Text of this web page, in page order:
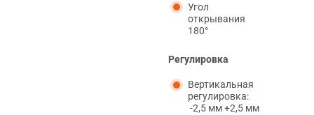
Угол
открывания
180°
Регулировка
Вертикальная
регулировка:
-2,5 мм +2,5 мм